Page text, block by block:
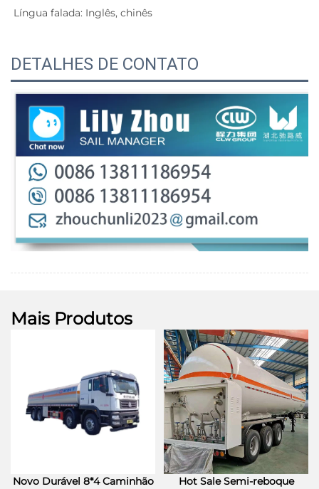
Língua falada: Inglês, chinês
DETALHES DE CONTATO
Mais Produtos
Novo Durável 8*4 Caminhão
Hot Sale Semi-reboque